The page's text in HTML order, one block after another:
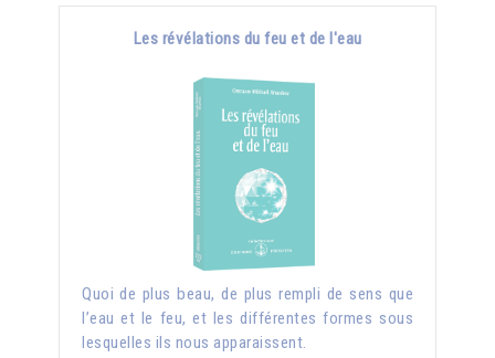
Les révélations du feu et de l'eau
Quoi de plus beau, de plus rempli de sens que
l’eau et le feu, et les différentes formes sous
lesquelles ils nous apparaissent.